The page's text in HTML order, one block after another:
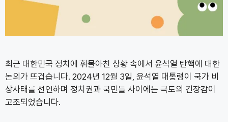
최근 대한민국 정치에 휘몰아친 상황 속에서 윤석열 탄핵에 대한
논의가 뜨겁습니다. 2024년 12월 3일, 윤석열 대통령이 국가 비
상사태를 선언하며 정치권과 국민들 사이에는 극도의 긴장감이
고조되었습니다.